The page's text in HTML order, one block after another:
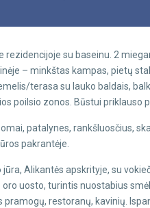
rezidencijoje su baseinu. 2
– minkštas kampas, pietų
terasa su lauko baldais,
poilsio zonos. Būstui priklauso
patalynes, rankšluosčius,
pakrantėje.
Alikantės apskrityje, su
uosto, turintis nuostabius
restoranų, kavinių.